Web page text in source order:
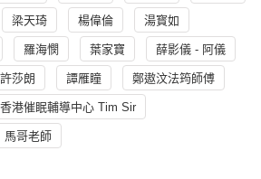
梁天琦 楊偉倫 湯寳如
羅海憫 葉家寶 薛影儀 - 阿儀
許莎朗 譚雁瞳 鄭遨汶法筠師傅
香港催眠輔導中心 Tim Sir
馬哥老師